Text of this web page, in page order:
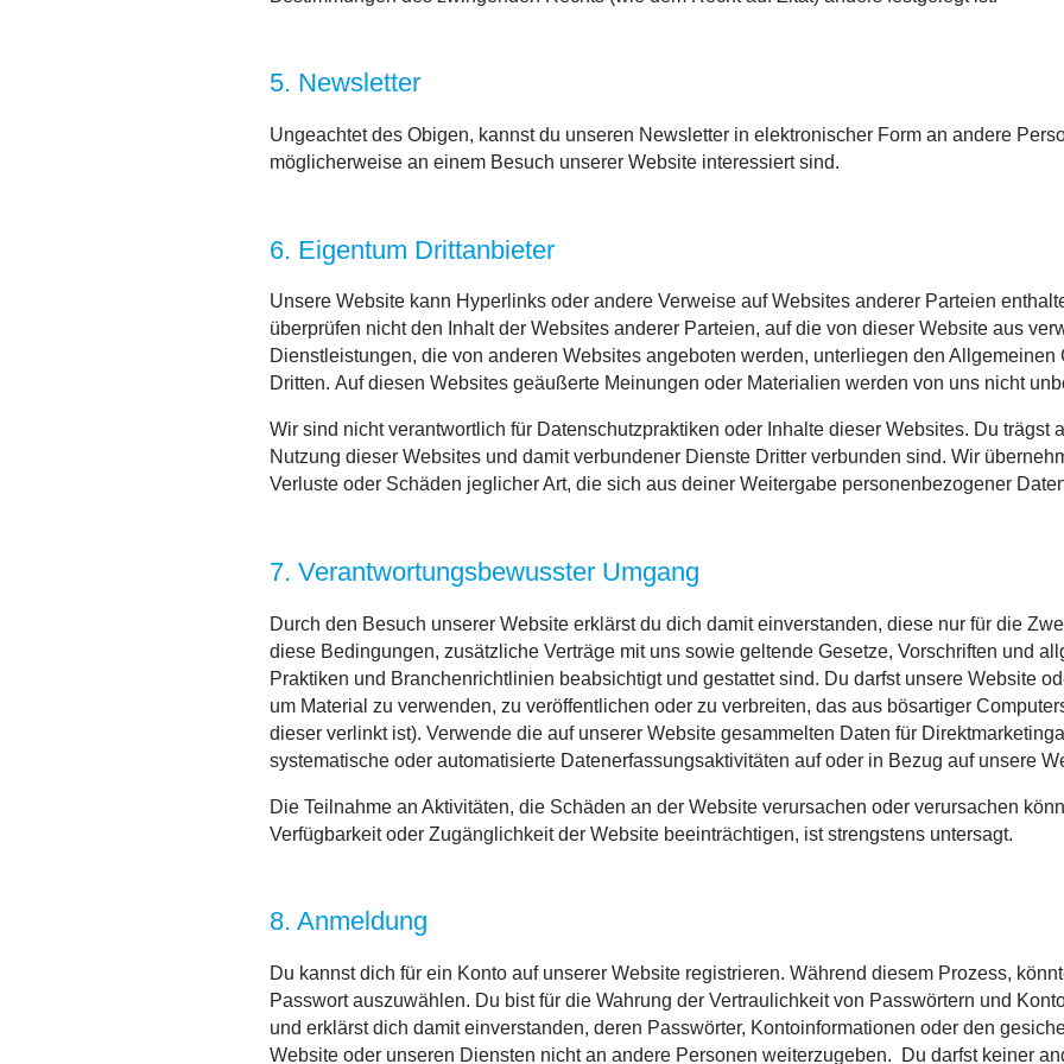
5. Newsletter
Ungeachtet des Obigen, kannst du unseren Newsletter in elektronischer Form an andere
möglicherweise an einem Besuch unserer Website interessiert sind.
6. Eigentum Drittanbieter
Unsere Website kann Hyperlinks oder andere Verweise auf Websites anderer Parteien
überprüfen nicht den Inhalt der Websites anderer Parteien, auf die von dieser Website aus
Dienstleistungen, die von anderen Websites angeboten werden, unterliegen den
Dritten. Auf diesen Websites geäußerte Meinungen oder Materialien werden von uns nicht
Wir sind nicht verantwortlich für Datenschutzpraktiken oder Inhalte dieser Websites. Du trägst
Nutzung dieser Websites und damit verbundener Dienste Dritter verbunden sind. Wir
Verluste oder Schäden jeglicher Art, die sich aus deiner Weitergabe personenbezogener
7. Verantwortungsbewusster Umgang
Durch den Besuch unserer Website erklärst du dich damit einverstanden, diese nur für die
diese Bedingungen, zusätzliche Verträge mit uns sowie geltende Gesetze, Vorschriften und
Praktiken und Branchenrichtlinien beabsichtigt und gestattet sind. Du darfst unsere Website
um Material zu verwenden, zu veröffentlichen oder zu verbreiten, das aus bösartiger
dieser verlinkt ist). Verwende die auf unserer Website gesammelten Daten für
systematische oder automatisierte Datenerfassungsaktivitäten auf oder in Bezug auf unsere
Die Teilnahme an Aktivitäten, die Schäden an der Website verursachen oder verursachen
Verfügbarkeit oder Zugänglichkeit der Website beeinträchtigen, ist strengstens untersagt.
8. Anmeldung
Du kannst dich für ein Konto auf unserer Website registrieren. Während diesem Prozess,
Passwort auszuwählen. Du bist für die Wahrung der Vertraulichkeit von Passwörtern und
und erklärst dich damit einverstanden, deren Passwörter, Kontoinformationen oder den
Website oder unseren Diensten nicht an andere Personen weiterzugeben. Du darfst keiner